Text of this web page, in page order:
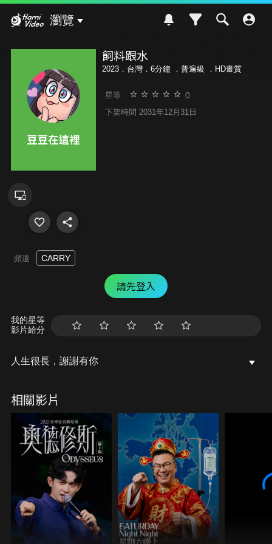
瀏覽
飼料跟水
2023．台灣．6分鐘 ． 普遍級 ．HD畫質
星等 0
下架時間 2031年12月31日
頻道 CARRY
請先登入
我的星等
影片給分
人生很長，謝謝有你
相關影片